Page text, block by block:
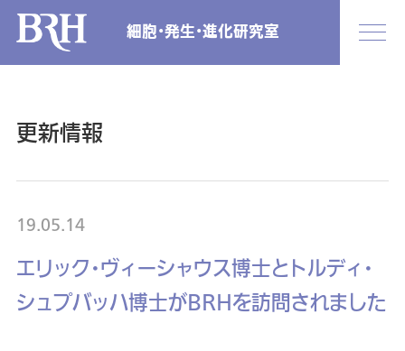
細胞・発生・進化研究室
更新情報
19.05.14
エリック・ヴィーシャウス博士とトルディ・
シュプバッハ博士がBRHを訪問されました